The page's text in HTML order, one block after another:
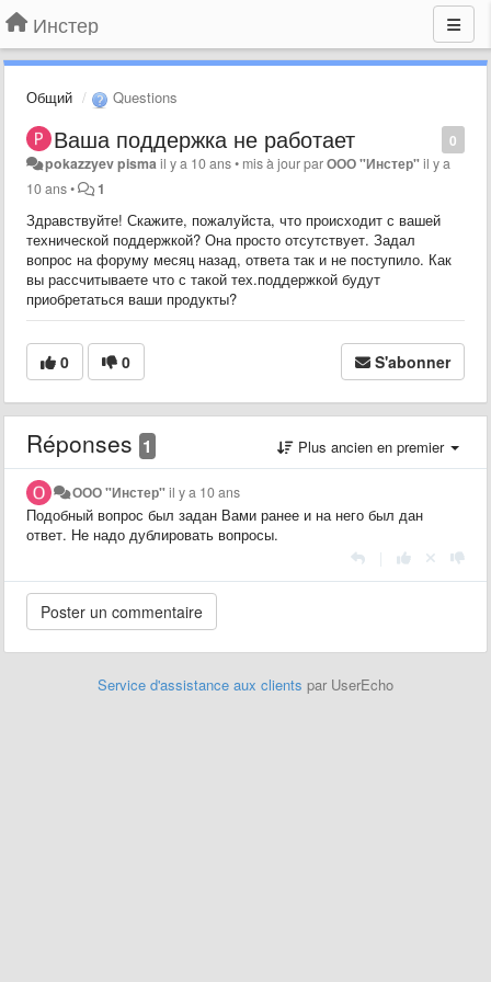
Инстер
Общий Questions
0
Ваша поддержка не работает
pokazzyev pisma il y a 10 ans• mis à jour parООО "Инстер"il y a
10 ans• 1
Здравствуйте! Скажите, пожалуйста, что происходит с вашей
технической поддержкой? Она просто отсутствует. Задал
вопрос на форуму месяц назад, ответа так и не поступило. Как
вы рассчитываете что с такой тех.поддержкой будут
приобретаться ваши продукты?
0 0 S'abonner
Réponses 1 Plus ancien en premier
ООО "Инстер"il y a 10 ans
Подобный вопрос был задан Вами ранее и на него был дан
ответ. Не надо дублировать вопросы.
Service d'assistance aux clients par UserEcho